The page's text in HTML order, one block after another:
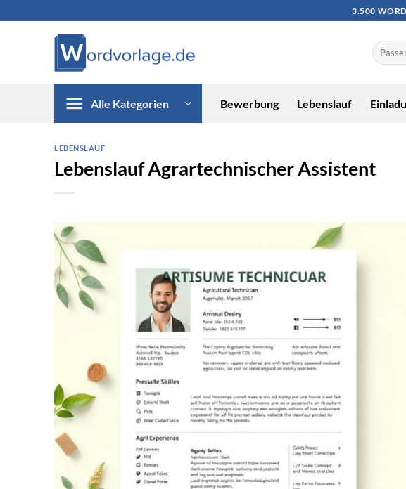
3.500
Alle Kategorien Bewerbung Lebenslauf
LEBENSLAUF
Lebenslauf Agrartechnischer Assistent